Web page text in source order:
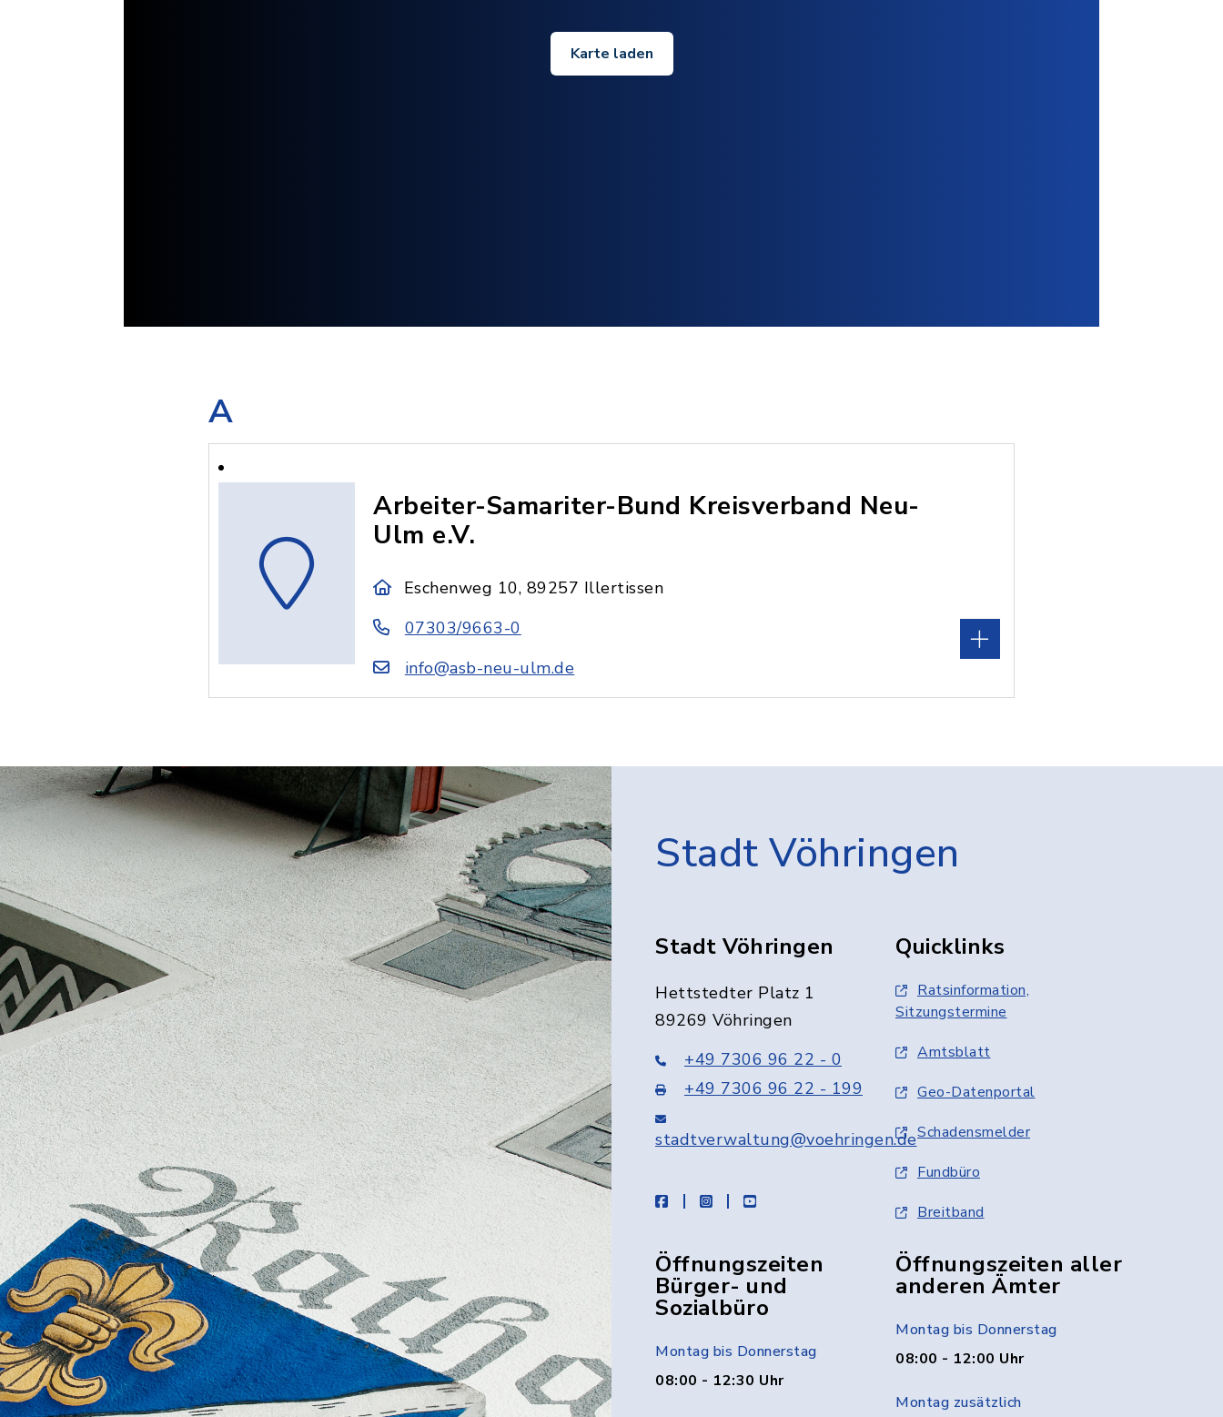
Karte laden
A
Arbeiter-Samariter-Bund Kreisverband Neu-
Ulm e.V.
Eschenweg 10, 89257 Illertissen
07303/9663-0
info@asb-neu-ulm.de
Stadt Vöhringen
Stadt Vöhringen
Hettstedter Platz 1
89269 Vöhringen
+49 7306 96 22 - 0
+49 7306 96 22 - 199
stadtverwaltung@voehringen.de
facebookinstagramyoutube
Quicklinks
Ratsinformation,
Sitzungstermine
Amtsblatt
Geo-Datenportal
Schadensmelder
Fundbüro
Breitband
Öffnungszeiten
Bürger- und
Sozialbüro
Montag bis Donnerstag
08:00 - 12:30 Uhr
Öffnungszeiten aller
anderen Ämter
Montag bis Donnerstag
08:00 - 12:00 Uhr
Montag zusätzlich